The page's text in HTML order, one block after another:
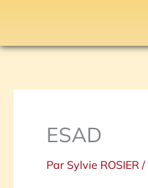
ESAD
Par Sylvie ROSIER /